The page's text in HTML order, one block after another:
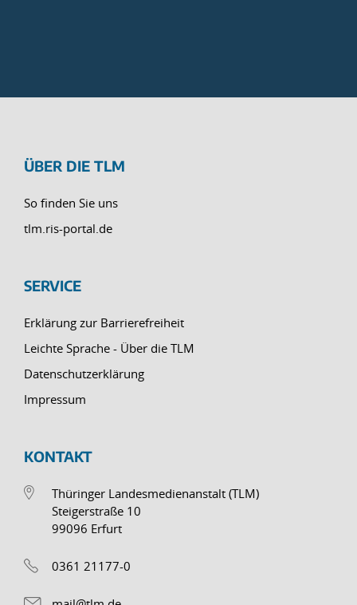
ÜBER DIE TLM
So finden Sie uns
tlm.ris-portal.de
SERVICE
Erklärung zur Barrierefreiheit
Leichte Sprache - Über die TLM
Datenschutzerklärung
Impressum
KONTAKT
Thüringer Landesmedienanstalt (TLM)
Steigerstraße 10
99096 Erfurt
0361 21177-0